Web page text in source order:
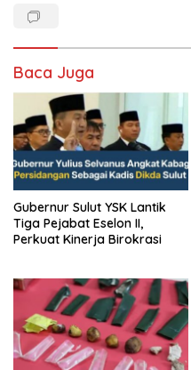
Baca Juga
Gubernur Sulut YSK Lantik
Tiga Pejabat Eselon II,
Perkuat Kinerja Birokrasi